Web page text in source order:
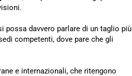
possa davvero parlare di un taglio più
competenti, dove pare che gli
e internazionali, che ritengono